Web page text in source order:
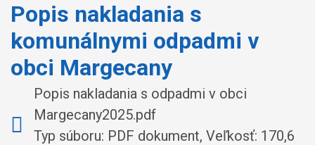
Popis nakladania s
komunálnymi odpadmi v
obci Margecany
Popis nakladania s odpadmi v obci
Margecany2025.pdf
Typ súboru: PDF dokument, Veľkosť: 170,6